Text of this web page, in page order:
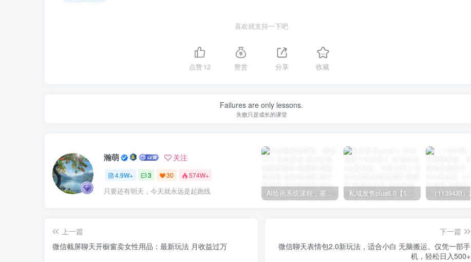
喜欢就支持一下吧
点赞12 赞赏 分享 收藏
Failures are only lessons.
失败只是成长的课堂
瀚萌 关注
4.9W+ 3 30 574W+
只要还有明天，今天就永远是起跑线 AI绘画系统课程，基础入门-实战案例-商业应用 私域发售plus6.0【5月份线下课录音】/全域套装sop流程包，社群发售工具套装模型
上一篇
微信截屏聊天开橱窗卖女性用品：最新玩法 月收益过万
下一篇
微信聊天表情包2.0新玩法，适合小白 无脑搬运。仅凭一部手
机，轻松日入500+